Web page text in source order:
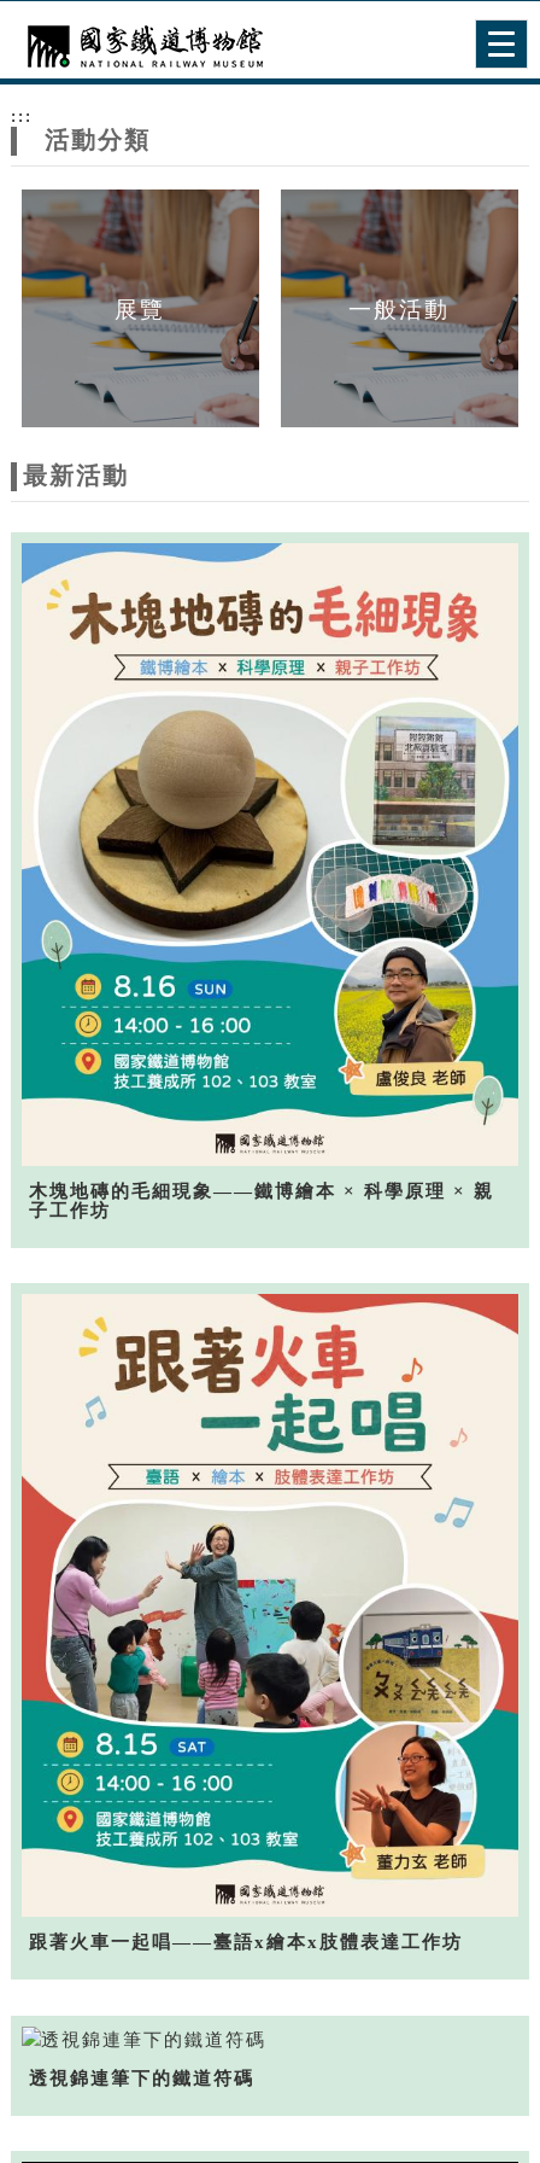
網
站
主
題
:::
活動分類
展覽 一般活動
最新活動
木塊地磚的毛細現象——鐵博繪本 × 科學原理 × 親
子工作坊
跟著火車一起唱——臺語x繪本x肢體表達工作坊
透視錦連筆下的鐵道符碼